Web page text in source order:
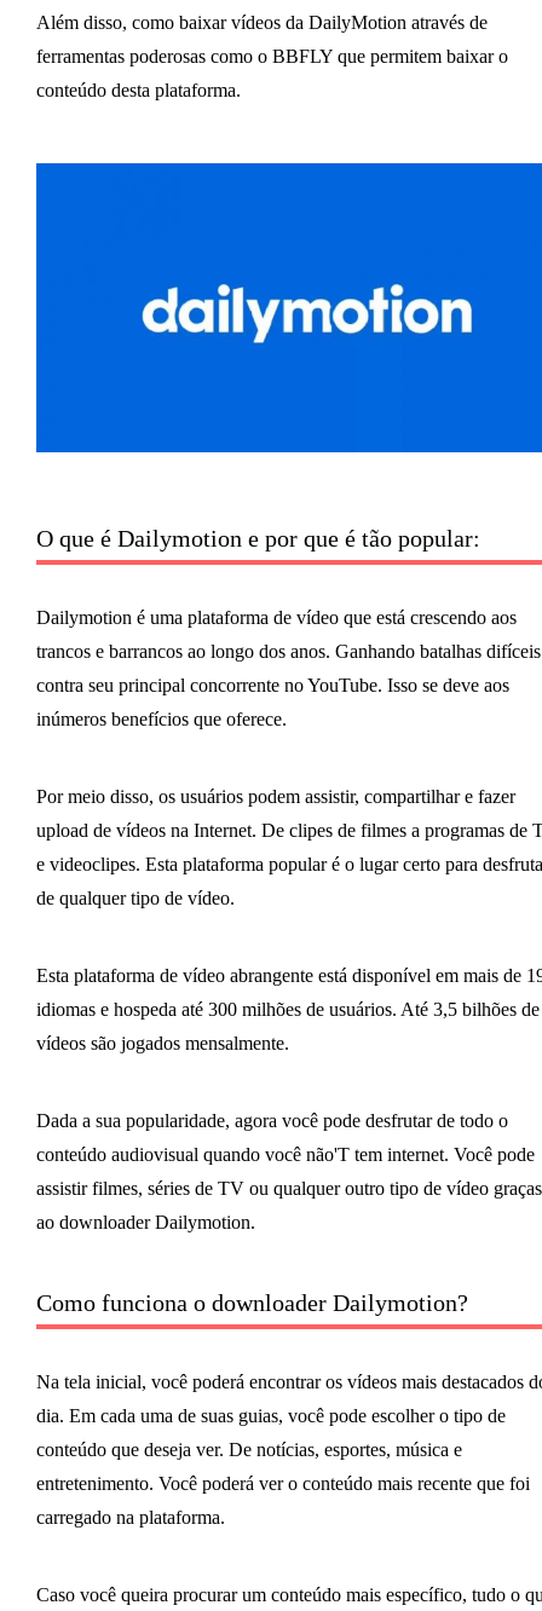
Além disso, como baixar vídeos da DailyMotion através de
ferramentas poderosas como o BBFLY que permitem baixar o
conteúdo desta plataforma.
O que é Dailymotion e por que é tão popular:
Dailymotion é uma plataforma de vídeo que está crescendo aos
trancos e barrancos ao longo dos anos. Ganhando batalhas difíceis
contra seu principal concorrente no YouTube. Isso se deve aos
inúmeros benefícios que oferece.
Por meio disso, os usuários podem assistir, compartilhar e fazer
upload de vídeos na Internet. De clipes de filmes a programas de
e videoclipes. Esta plataforma popular é o lugar certo para
de qualquer tipo de vídeo.
Esta plataforma de vídeo abrangente está disponível em mais de
idiomas e hospeda até 300 milhões de usuários. Até 3,5 bilhões de
vídeos são jogados mensalmente.
Dada a sua popularidade, agora você pode desfrutar de todo o
conteúdo audiovisual quando você não'T tem internet. Você pode
assistir filmes, séries de TV ou qualquer outro tipo de vídeo graças
ao downloader Dailymotion.
Como funciona o downloader Dailymotion?
Na tela inicial, você poderá encontrar os vídeos mais destacados
dia. Em cada uma de suas guias, você pode escolher o tipo de
conteúdo que deseja ver. De notícias, esportes, música e
entretenimento. Você poderá ver o conteúdo mais recente que foi
carregado na plataforma.
Caso você queira procurar um conteúdo mais específico, tudo o